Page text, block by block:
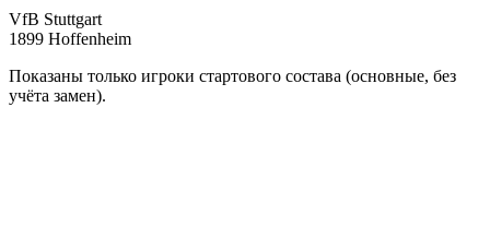
VfB Stuttgart
1899 Hoffenheim
Показаны только игроки стартового состава (основные, без
учёта замен).